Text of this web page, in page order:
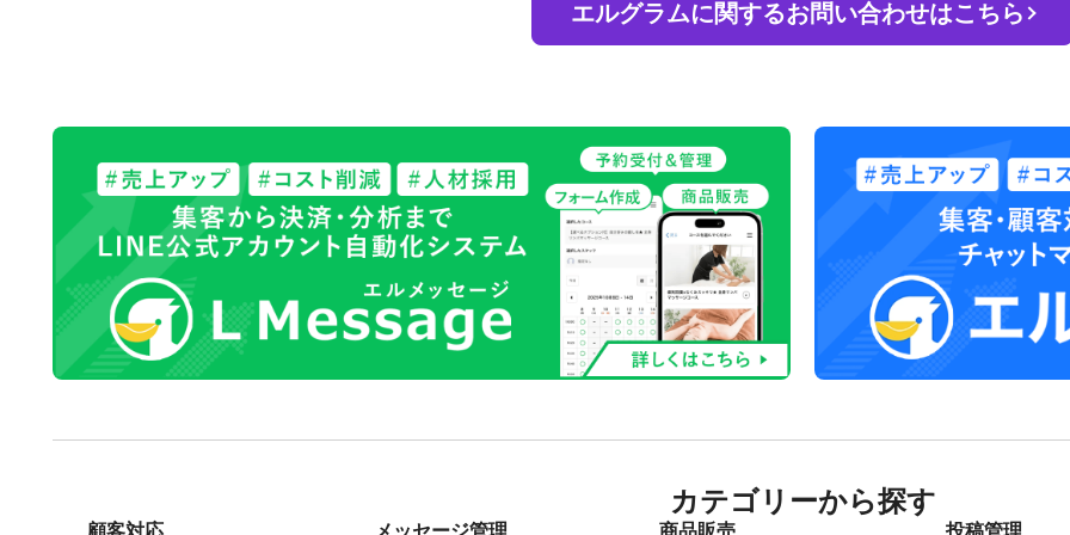
エルグラムに関するお問い合わせはこちら
カテゴリーから探す
顧客対応 メッセージ管理 商品販売 投稿管理